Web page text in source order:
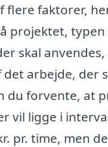
flere faktorer,
projektet, typen
skal anvendes,
arbejde, der
du forvente, at
vil ligge i
pr. time, men